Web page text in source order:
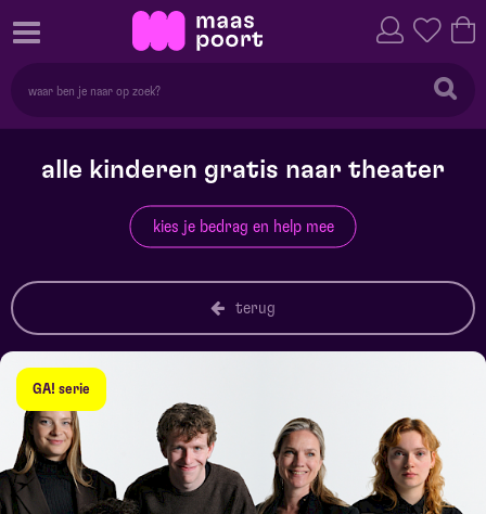
alle kinderen gratis naar theater
kies je bedrag en help mee
terug
GA! serie